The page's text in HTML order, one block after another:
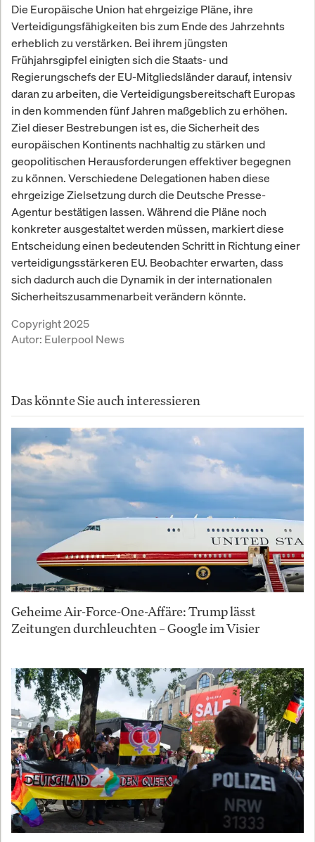
Die Europäische Union hat ehrgeizige Pläne, ihre
Verteidigungsfähigkeiten bis zum Ende des Jahrzehnts
erheblich zu verstärken. Bei ihrem jüngsten
Frühjahrsgipfel einigten sich die Staats- und
Regierungschefs der EU-Mitgliedsländer darauf, intensiv
daran zu arbeiten, die Verteidigungsbereitschaft Europas
in den kommenden fünf Jahren maßgeblich zu erhöhen.
Ziel dieser Bestrebungen ist es, die Sicherheit des
europäischen Kontinents nachhaltig zu stärken und
geopolitischen Herausforderungen effektiver begegnen
zu können. Verschiedene Delegationen haben diese
ehrgeizige Zielsetzung durch die Deutsche Presse-
Agentur bestätigen lassen. Während die Pläne noch
konkreter ausgestaltet werden müssen, markiert diese
Entscheidung einen bedeutenden Schritt in Richtung einer
verteidigungsstärkeren EU. Beobachter erwarten, dass
sich dadurch auch die Dynamik in der internationalen
Sicherheitszusammenarbeit verändern könnte.
Copyright 2025
Autor: Eulerpool News
Das könnte Sie auch interessieren
Geheime Air-Force-One-Affäre: Trump lässt
Zeitungen durchleuchten – Google im Visier